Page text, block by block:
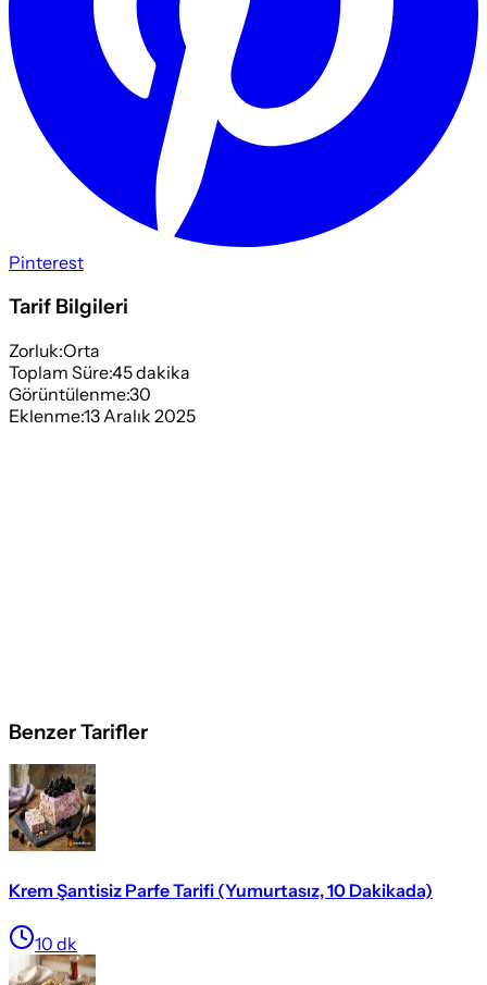
Pinterest
Tarif Bilgileri
Zorluk:Orta
Toplam Süre:45dakika
Görüntülenme:30
Eklenme:13 Aralık 2025
Benzer Tarifler
Krem Şantisiz Parfe Tarifi (Yumurtasız, 10 Dakikada)
10 dk